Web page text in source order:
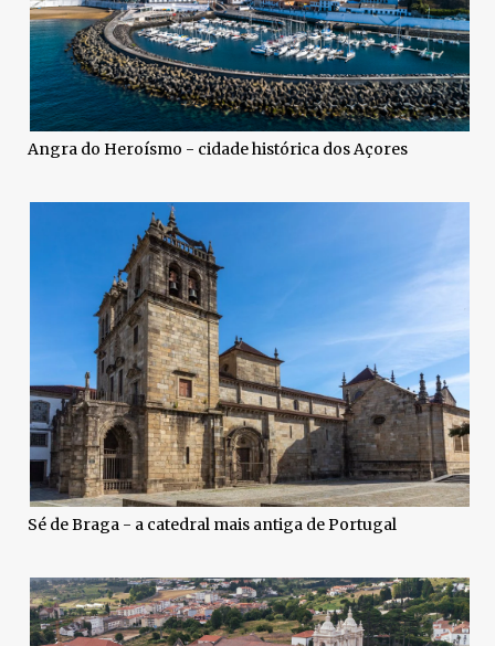
Angra do Heroísmo - cidade histórica dos Açores
Sé de Braga - a catedral mais antiga de Portugal